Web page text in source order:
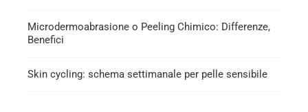
Microdermoabrasione o Peeling Chimico: Differenze,
Benefici
Skin cycling: schema settimanale per pelle sensibile